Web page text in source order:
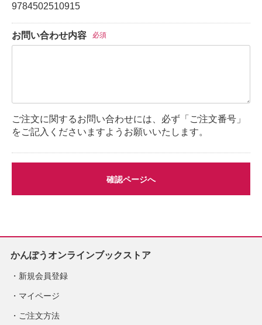
9784502510915
お問い合わせ内容 必須
ご注文に関するお問い合わせには、必ず「ご注文番号」
をご記入くださいますようお願いいたします。
確認ページへ
かんぽうオンラインブックストア
新規会員登録
マイページ
ご注文方法